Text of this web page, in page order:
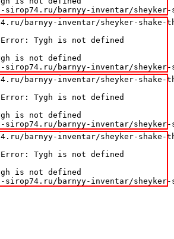
sirop74.ru/barnyy-inventar/
barnyy-inventar/sheyker-shake-
Tygh is not defined
is not defined
sirop74.ru/barnyy-inventar/
barnyy-inventar/sheyker-shake-
Tygh is not defined
is not defined
sirop74.ru/barnyy-inventar/
barnyy-inventar/sheyker-shake-
Tygh is not defined
is not defined
sirop74.ru/barnyy-inventar/